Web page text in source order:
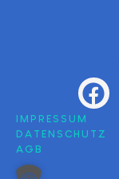
IMPRESSUM
DATENSCHUTZ
AGB